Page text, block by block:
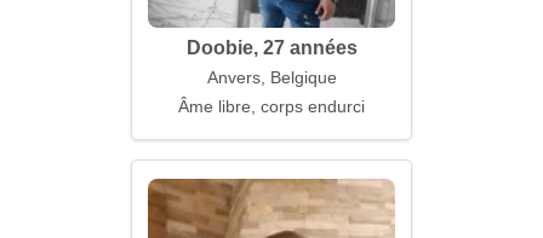
Doobie, 27 années
Anvers, Belgique
Âme libre, corps endurci